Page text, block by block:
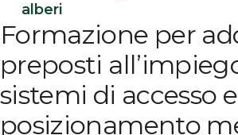
alberi
Formazione per
preposti
sistemi di accesso e
posizionamento